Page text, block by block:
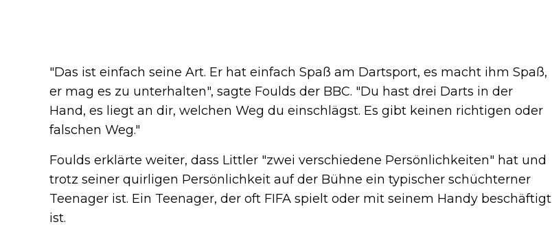
"Das ist einfach seine Art. Er hat einfach Spaß am Dartsport, es macht ihm Spaß,
er mag es zu unterhalten", sagte Foulds der BBC. "Du hast drei Darts in der
Hand, es liegt an dir, welchen Weg du einschlägst. Es gibt keinen richtigen oder
falschen Weg."
Foulds erklärte weiter, dass Littler "zwei verschiedene Persönlichkeiten" hat und
trotz seiner quirligen Persönlichkeit auf der Bühne ein typischer schüchterner
Teenager ist. Ein Teenager, der oft FIFA spielt oder mit seinem Handy beschäftigt
ist.